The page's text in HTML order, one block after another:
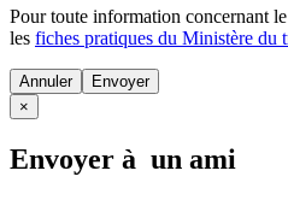
Pour toute information concernant le
les fiches pratiques du Ministère du
Annuler
×
Envoyer à un ami